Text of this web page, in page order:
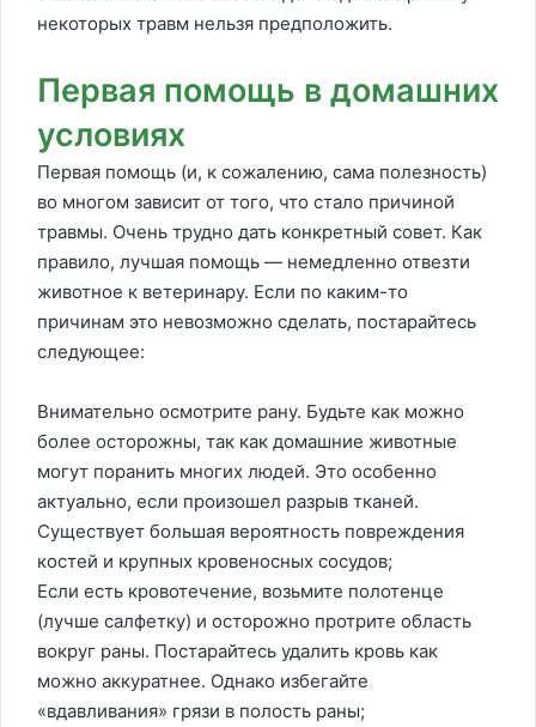
некоторых травм нельзя предположить.
Первая помощь в домашних
условиях
Первая помощь (и, к сожалению, сама полезность)
во многом зависит от того, что стало причиной
травмы. Очень трудно дать конкретный совет. Как
правило, лучшая помощь — немедленно отвезти
животное к ветеринару. Если по каким-то
причинам это невозможно сделать, постарайтесь
следующее:
Внимательно осмотрите рану. Будьте как можно
более осторожны, так как домашние животные
могут поранить многих людей. Это особенно
актуально, если произошел разрыв тканей.
Существует большая вероятность повреждения
костей и крупных кровеносных сосудов;
Если есть кровотечение, возьмите полотенце
(лучше салфетку) и осторожно протрите область
вокруг раны. Постарайтесь удалить кровь как
можно аккуратнее. Однако избегайте
«вдавливания» грязи в полость раны;